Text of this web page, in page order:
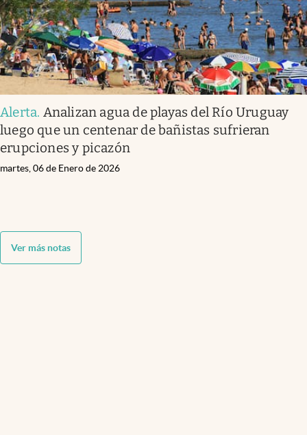
Alerta. Analizan agua de playas del Río Uruguay
luego que un centenar de bañistas sufrieran
erupciones y picazón
martes, 06 de Enero de 2026
Ver más notas